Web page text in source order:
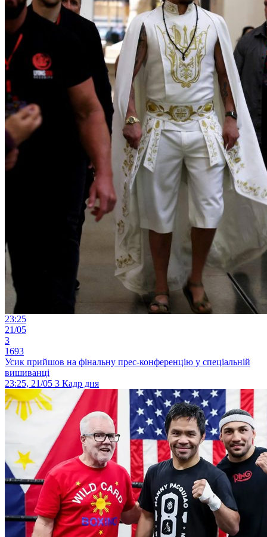
23:25
21/05
3
1693
Усик прийшов на фінальну прес-конференцію у спеціальній
вишиванці
23:25, 21/05 3 Кадр дня